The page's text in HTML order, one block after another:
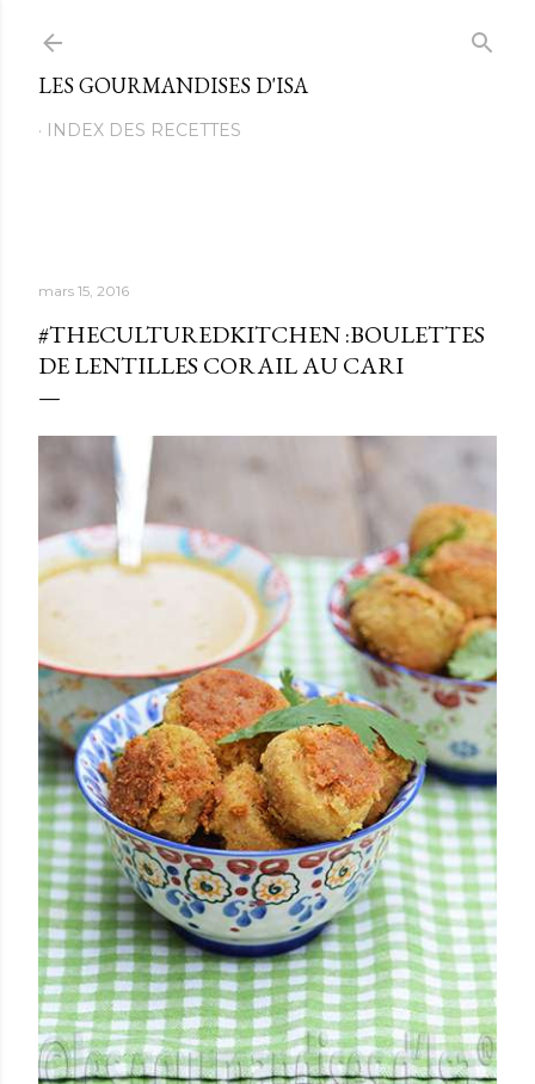
LES GOURMANDISES D'ISA
INDEX DES RECETTES
mars 15, 2016
#THECULTUREDKITCHEN :BOULETTES
DE LENTILLES CORAIL AU CARI